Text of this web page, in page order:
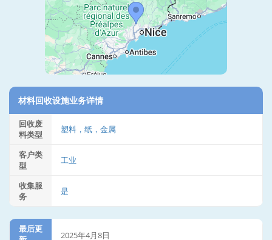
材料回收设施业务详情
回收废
料类型
塑料，纸，金属
客户类
型
工业
收集服
务
是
最后更
2025年4月8日